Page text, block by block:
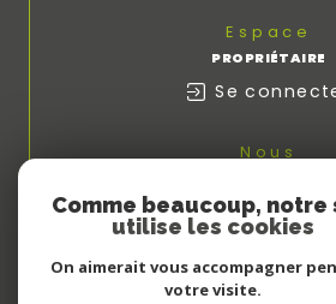
Espace
PROPRIÉTAIRE
Se
Nous
Comme beaucoup, notre
utilise les cookies
On aimerait vous accompagner
votre visite.